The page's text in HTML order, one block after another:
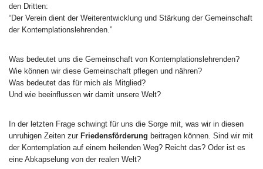
den Dritten:
“Der Verein dient der Weiterentwicklung und Stärkung der Gemeinschaft
der Kontemplationslehrenden.”
Was bedeutet uns die Gemeinschaft von Kontemplationslehrenden?
Wie können wir diese Gemeinschaft pflegen und nähren?
Was bedeutet das für mich als Mitglied?
Und wie beeinflussen wir damit unsere Welt?
In der letzten Frage schwingt für uns die Sorge mit, was wir in diesen
unruhigen Zeiten zur Friedensförderung beitragen können. Sind wir mit
der Kontemplation auf einem heilenden Weg? Reicht das? Oder ist es
eine Abkapselung von der realen Welt?